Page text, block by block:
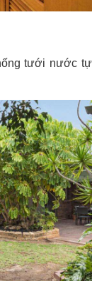
tưới nước tự